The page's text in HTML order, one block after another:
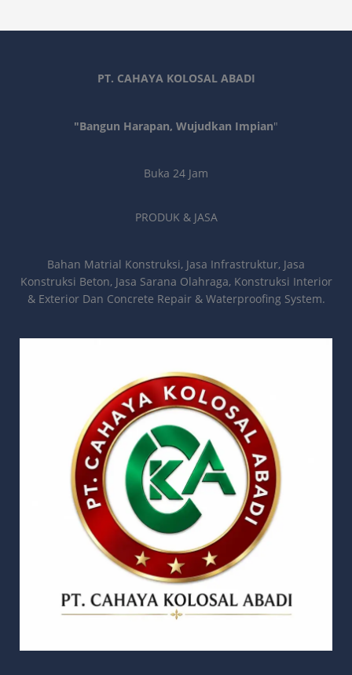
PT. CAHAYA KOLOSAL ABADI
"Bangun Harapan, Wujudkan Impian"
Buka 24 Jam
PRODUK & JASA
Bahan Matrial Konstruksi, Jasa Infrastruktur, Jasa
Konstruksi Beton, Jasa Sarana Olahraga, Konstruksi Interior
& Exterior Dan Concrete Repair & Waterproofing System.